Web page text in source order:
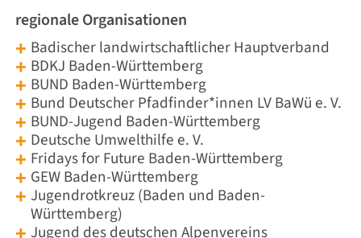
regionale Organisationen
Badischer landwirtschaftlicher Hauptverband
BDKJ Baden-Württemberg
BUND Baden-Württemberg
Bund Deutscher Pfadfinder*innen LV BaWü e. V.
BUND-Jugend Baden-Württemberg
Deutsche Umwelthilfe e. V.
Fridays for Future Baden-Württemberg
GEW Baden-Württemberg
Jugendrotkreuz (Baden und Baden-
Württemberg)
Jugend des deutschen Alpenvereins